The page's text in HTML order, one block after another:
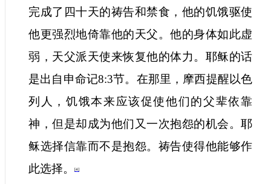
完成了四十天的祷告和禁食，他的饥饿驱使
他更强烈地倚靠他的天父。他的身体如此虚
弱，天父派天使来恢复他的体力。耶稣的话
是出自申命记8:3节。在那里，摩西提醒以色
列人，饥饿本来应该促使他们的父辈依靠
神，但是却成为他们又一次抱怨的机会。耶
稣选择信靠而不是抱怨。祷告使得他能够作
此选择。
[4]